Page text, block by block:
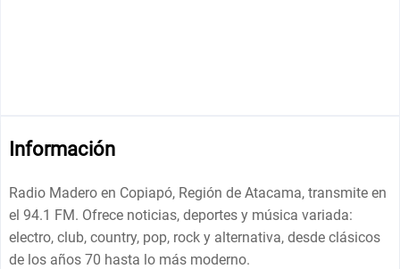
Información
Radio Madero en Copiapó, Región de Atacama, transmite en
el 94.1 FM. Ofrece noticias, deportes y música variada:
electro, club, country, pop, rock y alternativa, desde clásicos
de los años 70 hasta lo más moderno.